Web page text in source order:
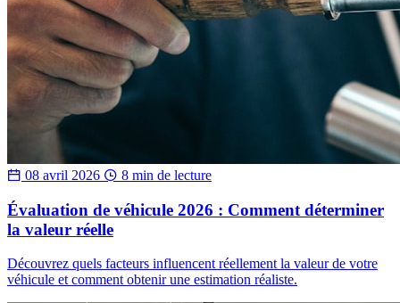
08 avril 2026 8 min de lecture
Évaluation de véhicule 2026 : Comment déterminer
la valeur réelle
Découvrez quels facteurs influencent réellement la valeur de votre
véhicule et comment obtenir une estimation réaliste.